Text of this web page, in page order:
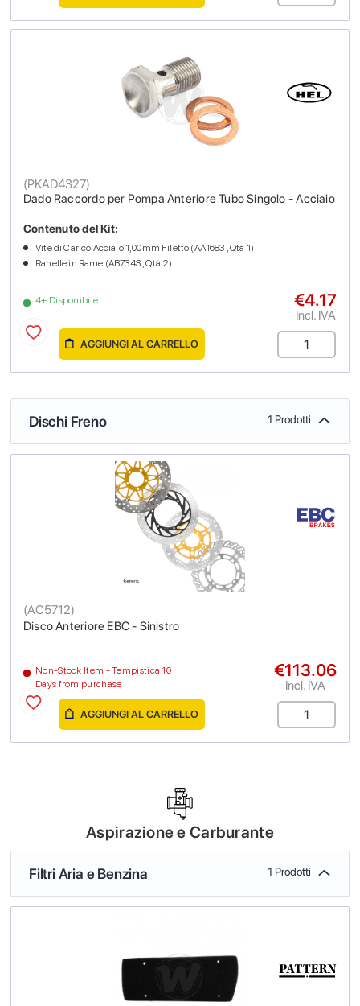
Dado Raccordo per Pompa Anteriore Tubo Singolo - Acciaio
(PKAD4327)
4+ Disponibile
Contenuto del Kit:
Vite di Carico Acciaio 1,00mm Filetto (AA1683 , Qtà 1)
Ranelle in Rame (AB7343 , Qtà 2)
€4.17
Incl. IVA
AGGIUNGI AL CARRELLO
Dischi Freno 1 Prodotti
Disco Anteriore EBC - Sinistro
(AC5712)
Non-Stock Item - Tempistica 10
Days from purchase
€113.06
Incl. IVA
AGGIUNGI AL CARRELLO
Aspirazione e Carburante
Filtri Aria e Benzina 1 Prodotti